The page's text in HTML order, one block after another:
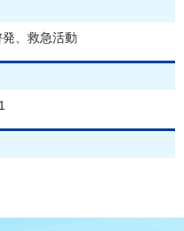
、救急活動